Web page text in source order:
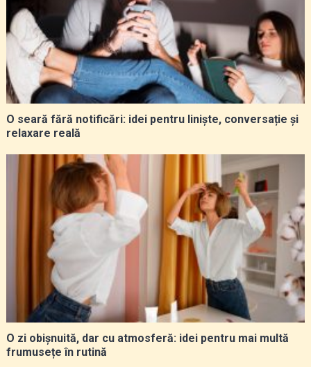
O seară fără notificări: idei pentru liniște, conversație și
relaxare reală
O zi obișnuită, dar cu atmosferă: idei pentru mai multă
frumusețe în rutină